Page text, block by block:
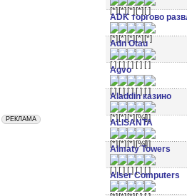
ADK торгово
Adn Otau
Agvo
Aladdin казино
ALISANTA
Almaty Towers
Alser Computers